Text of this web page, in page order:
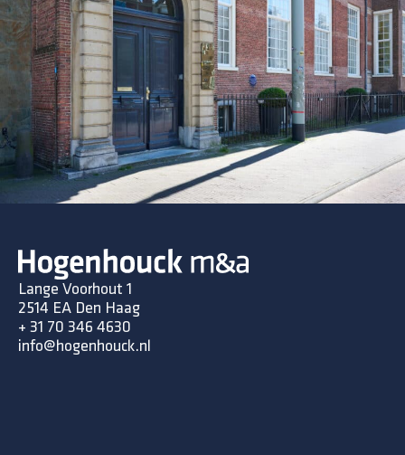
Lange Voorhout 1
2514 EA Den Haag
+ 31 70 346 4630
info@hogenhouck.nl